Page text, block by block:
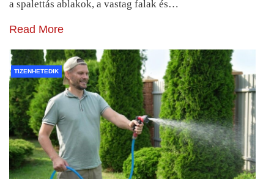
a spalettás ablakok, a vastag falak és…
Read More
TIZENHETEDIK